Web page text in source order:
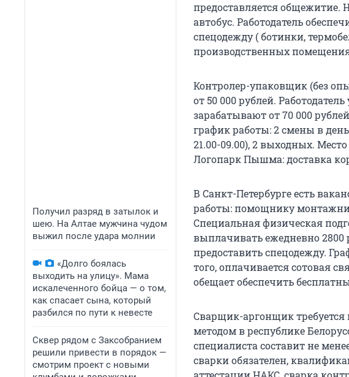
Получил разряд в затылок и
шею. На Алтае мужчина чудом
выжил после удара молнии
«Долго боялась
выходить на улицу». Мама
искалеченного бойца — о том,
как спасает сына, который
разбился по пути к невесте
Сквер рядом с Заксобранием
решили привести в порядок —
смотрим проект с новыми
предоставляется общежитие.
автобус. Работодатель
спецодежду ( ботинки,
производственных
Контролер-упаковщик (без
от 50 000 рублей.
зарабатывают от 70 000
график работы: 2 смены в
21.00-09.00), 2 выходных.
Логопарк Пышма: доставка
В Санкт-Петербурге есть
работы: помощнику
Специальная физическая
выплачивать ежедневно 2800
предоставить спецодежду.
того, оплачивается сотовая
обещает обеспечить
Сварщик-аргонщик требуется
методом в республике
специалиста составит не
сварки обязателен,